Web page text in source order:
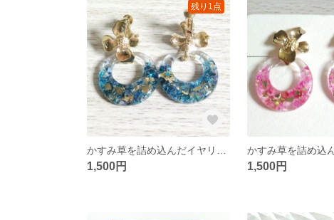
残り1点
1,500円 1,500円